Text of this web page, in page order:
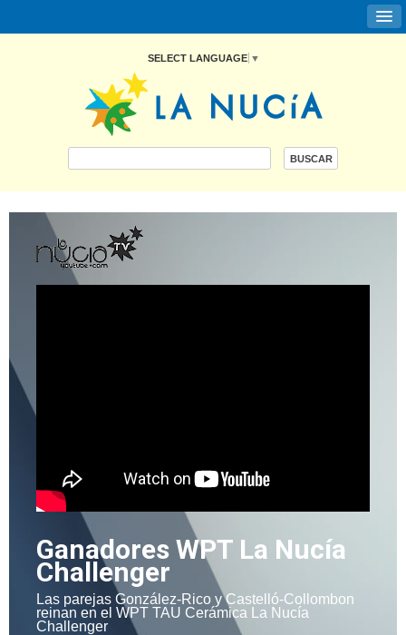
SELECT LANGUAGE ▼
Ganadores WPT La Nucía
Challenger
Las parejas González-Rico y Castelló-Collombon
reinan en el WPT TAU Cerámica La Nucía
Challenger